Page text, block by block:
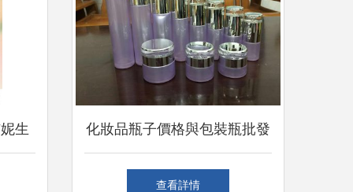
生 化妝品瓶子價格與包裝瓶批發
市場解析
查看詳情